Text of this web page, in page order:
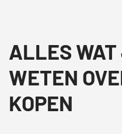
ALLES WAT
WETEN
KOPEN